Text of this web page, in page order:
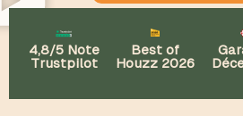
4,8/5 Note
Trustpilot
Best of
Houzz 2026